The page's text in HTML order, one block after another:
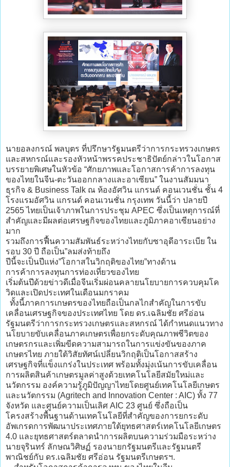
นายอลงกรณ์ พลบุตร ที่ปรึกษารัฐมนตรีว่าการกระทรวงเกษตร
และสหกรณ์และรองหัวหน้าพรรคประชาธิปัตย์กล่าวในโอกาส
บรรยายพิเศษในหัวข้อ “ศักยภาพและโอกาสการค้าการลงทุน
ของไทยในจีน-ตะวันออกกลางและอาเซียน” ในงานสัมมนา
ธุรกิจ & Business Talk ณ ห้องอัศวิน แกรนด์ คอนเวนชั่น ชั้น 4
โรงแรมอัศวิน แกรนด์ คอนเวนชั่น กรุงเทพ วันนี้ว่า ปลายปี
2565 ไทยเป็นเจ้าภาพในการประชุม APEC ซึ่งเป็นเหตุการณ์ที่
สำคัญและมีผลต่อเศรษฐกิจของไทยและภูมิภาคอาเซียนอย่าง
มาก
รวมถึงการฟื้นความสัมพันธ์ระหว่างไทยกับซาอุดีอาระเบีย ใน
รอบ 30 ปี ถือเป็น”ลมส่งท้ายถึง
ปีนี้จะเป็นปีแห่ง”โอกาสในวิกฤติของไทย”ทางด้าน
การค้าการลงทุนการท่องเที่ยวของไทย
เริ่มต้นปีด้วยข่าวดีเมื่อจีนเริ่มผ่อนคลายนโยบายการควบคุมโค
วิดและเปิดประเทศในเดือนมกราคม
ทั้งนี้ภาคการเกษตรของไทยถือเป็นกลไกสําคัญในการขับ
เคลื่อนเศรษฐกิจของประเทศไทย โดย ดร.เฉลิมชัย ศรีอ่อน
รัฐมนตรีว่าการกระทรวงเกษตรและสหกรณ์ ได้กำหนดแนวทาง
นโยบายขับเคลื่อนภาคเกษตรเพื่อยกระดับคุณภาพชีวิตของ
เกษตรกรและเพิ่มขีดความสามารถในการแข่งขันของภาค
เกษตรไทย ภายใต้วิสัยทัศน์เปลี่ยนวิกฤติเป็นโอกาสสร้าง
เศรษฐกิจที่แข็งแกร่งในประเทศ พร้อมทั้งมุ่งเน้นการขับเคลื่อน
การผลิตสินค้าเกษตรมูลค่าสูงด้วยเทคโนโลยีสมัยใหม่และ
นวัตกรรม องค์ความรู้ภูมิปัญญาไทยโดยศูนย์เทคโนโลยีเกษตร
และนวัตกรรม (Agritech and Innovation Center : AIC) ทั้ง 77
จังหวัด และศูนย์ความเป็นเลิศ AIC 23 ศูนย์ ซึ่งถือเป็น
โครงสร้างพื้นฐานด้านเทคโนโลยีที่สำคัญของการยกระดับ
อัพเกรดการพัฒนาประเทศภายใต้ยุทธศาสตร์เทคโนโลยีเกษตร
4.0 และยุทธศาสตร์ตลาดนำการผลิตบนความร่วมมือระหว่าง
นายจุรินทร์ ลักษณวิศิษฏ์ รองนายกรัฐมนตรีและรัฐมนตรี
พาณิชย์กับ ดร.เฉลิมชัย ศรีอ่อน รัฐมนตรีเกษตรฯ.